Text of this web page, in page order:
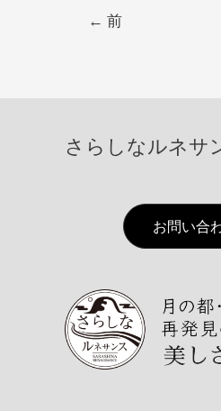
← 前
さらしなルネサ
お問い合